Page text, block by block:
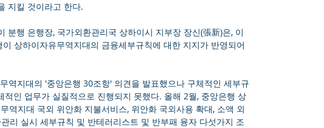
지킬 것이라고 한다.
분행 은행장, 국가외환관리국 상하이시 지부장 장신(張新)은, 이
상하이자유무역지대의 금융세부규칙에 대한 지지가 반영되어
역지대의 '중앙은행 30조항' 의견을 발표했으나 구체적인 세부규
적인 업무가 실질적으로 진행되지 못했다. 올해 2월, 중앙은행 상
역지대 국외 위안화 지불서비스, 위안화 국외사용 확대, 소액 외
리 실시 세부규칙 및 반테러리스트 및 반부패 융자 다섯가지 조